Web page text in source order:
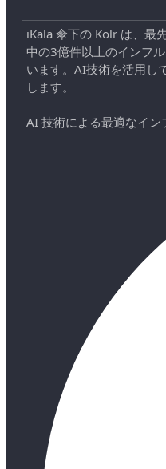
iKala 傘下の Kolr は、最
中の3億件以上のインフ
います。AI技術を活用し
します。
AI 技術による最適なイ